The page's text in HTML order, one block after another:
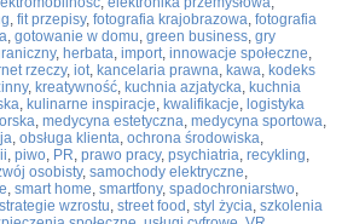
, fit przepisy, fotografia krajobrazowa, fotografia
, gotowanie w domu, green business, gry
, herbata, import, innowacje społeczne,
rzeczy, iot, kancelaria prawna, kawa, kodeks
, kreatywność, kuchnia azjatycka, kuchnia
, kulinarne inspiracje, kwalifikacje, logistyka
, medycyna estetyczna, medycyna sportowa,
, obsługa klienta, ochrona środowiska,
, piwo, PR, prawo pracy, psychiatria, recykling,
osobisty, samochody elektryczne,
, smart home, smartfony, spadochroniarstwo,
strategie wzrostu, street food , styl życia, szkolenia